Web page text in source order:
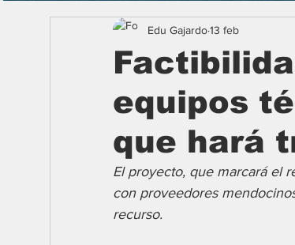
equipos
que hará
Edu Gajardo13 feb
El proyecto, que marcará el
con proveedores
recurso.